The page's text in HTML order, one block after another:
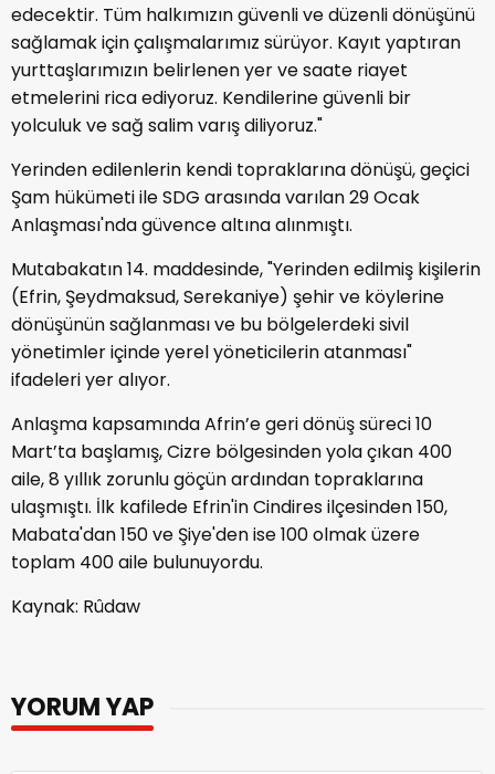
edecektir. Tüm halkımızın güvenli ve düzenli dönüşünü
sağlamak için çalışmalarımız sürüyor. Kayıt yaptıran
yurttaşlarımızın belirlenen yer ve saate riayet
etmelerini rica ediyoruz. Kendilerine güvenli bir
yolculuk ve sağ salim varış diliyoruz."
Yerinden edilenlerin kendi topraklarına dönüşü, geçici
Şam hükümeti ile SDG arasında varılan 29 Ocak
Anlaşması'nda güvence altına alınmıştı.
Mutabakatın 14. maddesinde, "Yerinden edilmiş kişilerin
(Efrin, Şeydmaksud, Serekaniye) şehir ve köylerine
dönüşünün sağlanması ve bu bölgelerdeki sivil
yönetimler içinde yerel yöneticilerin atanması"
ifadeleri yer alıyor.
Anlaşma kapsamında Afrin’e geri dönüş süreci 10
Mart’ta başlamış, Cizre bölgesinden yola çıkan 400
aile, 8 yıllık zorunlu göçün ardından topraklarına
ulaşmıştı. İlk kafilede Efrin'in Cindires ilçesinden 150,
Mabata'dan 150 ve Şiye'den ise 100 olmak üzere
toplam 400 aile bulunuyordu.
Kaynak: Rûdaw
YORUM YAP